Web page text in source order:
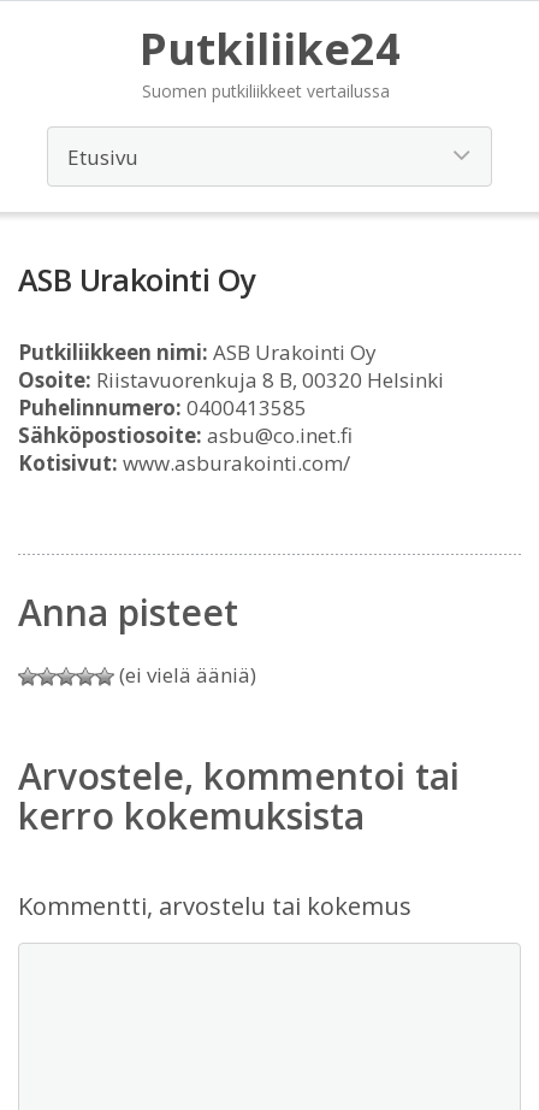
Putkiliike24
Suomen putkiliikkeet vertailussa
ASB Urakointi Oy
Putkiliikkeen nimi: ASB Urakointi Oy
Osoite: Riistavuorenkuja 8 B, 00320 Helsinki
Puhelinnumero: 0400413585
Sähköpostiosoite: asbu@co.inet.fi
Kotisivut: www.asburakointi.com/
Anna pisteet
(ei vielä ääniä)
Arvostele, kommentoi tai
kerro kokemuksista
Kommentti, arvostelu tai kokemus